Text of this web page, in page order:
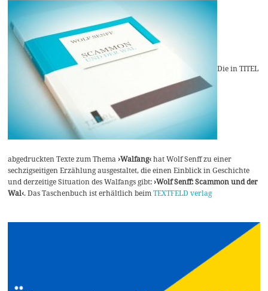
Die in TITEL
abgedruckten Texte zum Thema›Walfang‹hat Wolf Senff zu einer
sechzigseitigen Erzählung ausgestaltet, die einen Einblick in Geschichte
und derzeitige Situation des Walfangs gibt:›Wolf Senff: Scammon und der
Wal‹. Das Taschenbuch ist erhältlich beimTEXTFELD verlag